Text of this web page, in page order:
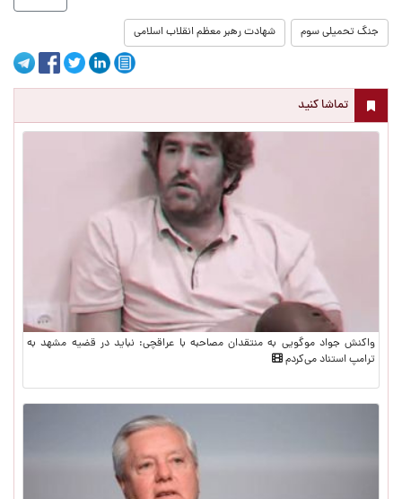
جنگ تحمیلی سوم شهادت رهبر معظم انقلاب اسلامی
تماشا کنید
واکنش جواد موگویی به منتقدان مصاحبه با عراقچی: نباید در قضیه مشهد به
ترامپ استناد می‌کردم